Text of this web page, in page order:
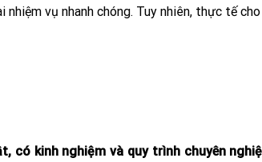
vụ nhanh chóng. Tuy nhiên, thực tế
có kinh nghiệm và quy trình chuyên